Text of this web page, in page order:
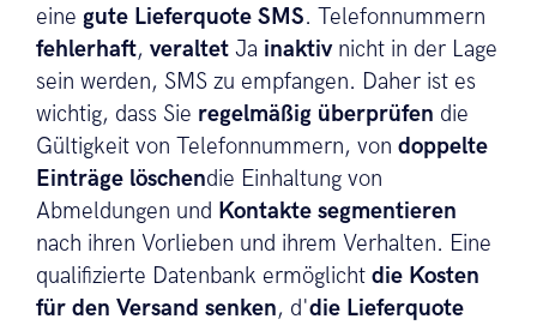
eine gute Lieferquote SMS. Telefonnummern
fehlerhaft, veraltet Ja inaktivnicht in der Lage
sein werden, SMS zu empfangen. Daher ist es
wichtig, dass Sie regelmäßig überprüfen die
Gültigkeit von Telefonnummern, von doppelte
Einträge löschendie Einhaltung von
Abmeldungen und Kontakte segmentieren
nach ihren Vorlieben und ihrem Verhalten. Eine
qualifizierte Datenbank ermöglicht die Kosten
für den Versand senken, d'die Lieferquote